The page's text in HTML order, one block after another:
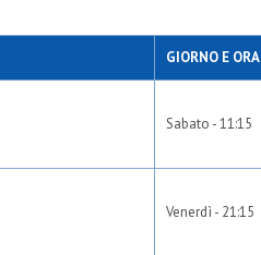
GIORNO E ORA
Sabato - 11:15
Venerdì - 21:15